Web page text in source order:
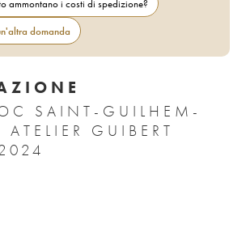
ammontano i costi di spedizione?
domanda
SAINT-GUILHEM-
ATELIER GUIBERT